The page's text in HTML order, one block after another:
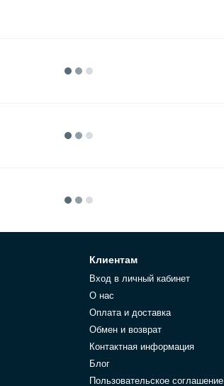
Клиентам
Вход в личный кабинет
О нас
Оплата и доставка
Обмен и возврат
Контактная информация
Блог
Пользовательское соглашение